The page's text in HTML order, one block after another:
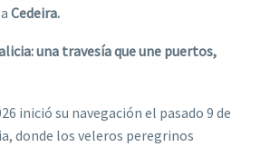
Cedeira.
una travesía que une puertos,
inició su navegación el pasado 9 de
donde los veleros peregrinos